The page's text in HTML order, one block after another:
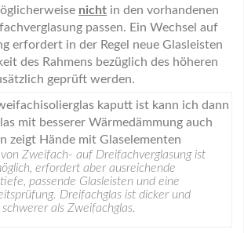
nicht in den vorhandenen
passen. Ein Wechsel auf
erfordert in der Regel neue Glasleisten
des Rahmens bezüglich des höheren
geprüft werden.
Zweifach- auf Dreifachverglasung ist
erfordert aber ausreichende
passende Glasleisten und eine
Dreifachglas ist dicker und
schwerer als Zweifachglas.